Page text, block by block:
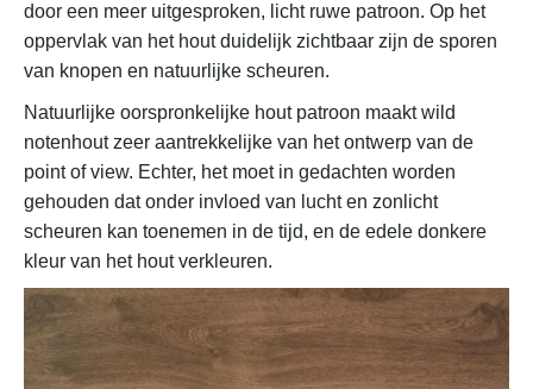
door een meer uitgesproken, licht ruwe patroon. Op het
oppervlak van het hout duidelijk zichtbaar zijn de sporen
van knopen en natuurlijke scheuren.
Natuurlijke oorspronkelijke hout patroon maakt wild
notenhout zeer aantrekkelijke van het ontwerp van de
point of view. Echter, het moet in gedachten worden
gehouden dat onder invloed van lucht en zonlicht
scheuren kan toenemen in de tijd, en de edele donkere
kleur van het hout verkleuren.